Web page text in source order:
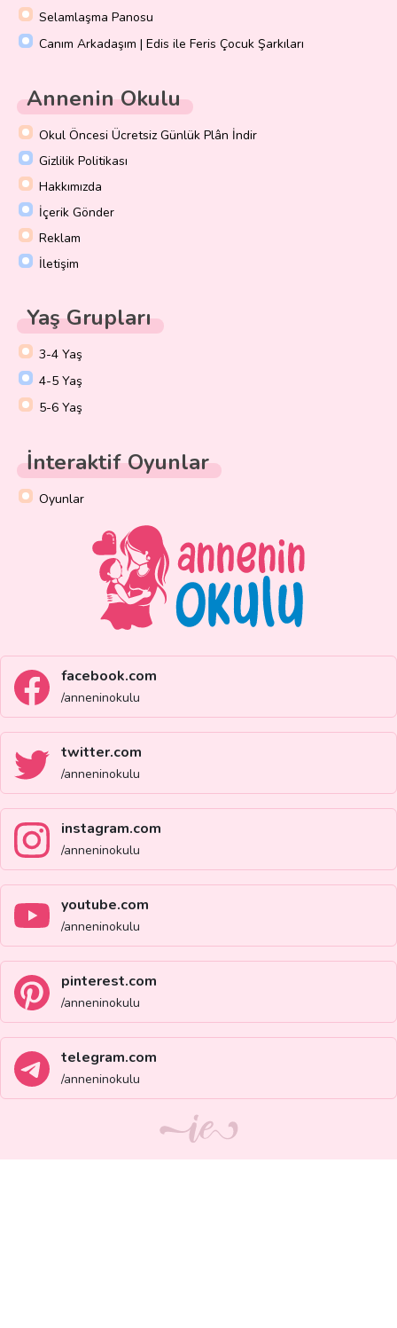
Selamlaşma Panosu
Canım Arkadaşım | Edis ile Feris Çocuk Şarkıları
Annenin Okulu
Okul Öncesi Ücretsiz Günlük Plân İndir
Gizlilik Politikası
Hakkımızda
İçerik Gönder
Reklam
İletişim
Yaş Grupları
3-4 Yaş
4-5 Yaş
5-6 Yaş
İnteraktif Oyunlar
Oyunlar
facebook.com
/anneninokulu
twitter.com
/anneninokulu
instagram.com
/anneninokulu
youtube.com
/anneninokulu
pinterest.com
/anneninokulu
telegram.com
/anneninokulu